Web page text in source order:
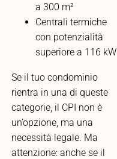
a 300 m²
Centrali termiche
con potenzialità
superiore a 116 kW
Se il tuo condominio
rientra in una di queste
categorie, il CPI non è
un’opzione, ma una
necessità legale. Ma
attenzione: anche se il